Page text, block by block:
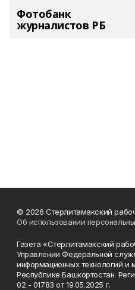
Фотобанк
журналистов РБ
© 2026 Стерлитамакский
Об использовании
Газета «Стерлитамакский
Управлении Федеральной
информационных технологий
Республике Башкортостан.
02 - 01783 от 19.05.2025 г.